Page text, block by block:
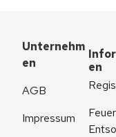
Unternehm
en
AGB
Impressum
en